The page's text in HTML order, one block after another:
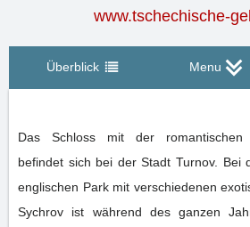
www.tschechische-
Überblick Menu
Das Schloss mit der romantischen
befindet sich bei der Stadt Turnov. Bei
englischen Park mit verschiedenen
Sychrov ist während des ganzen